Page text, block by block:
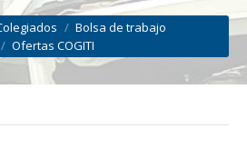
Bolsa de trabajo
Ofertas COGITI